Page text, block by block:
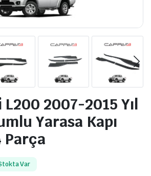
2007-2015 Yıl
Yarasa Kapı
Parça
Var